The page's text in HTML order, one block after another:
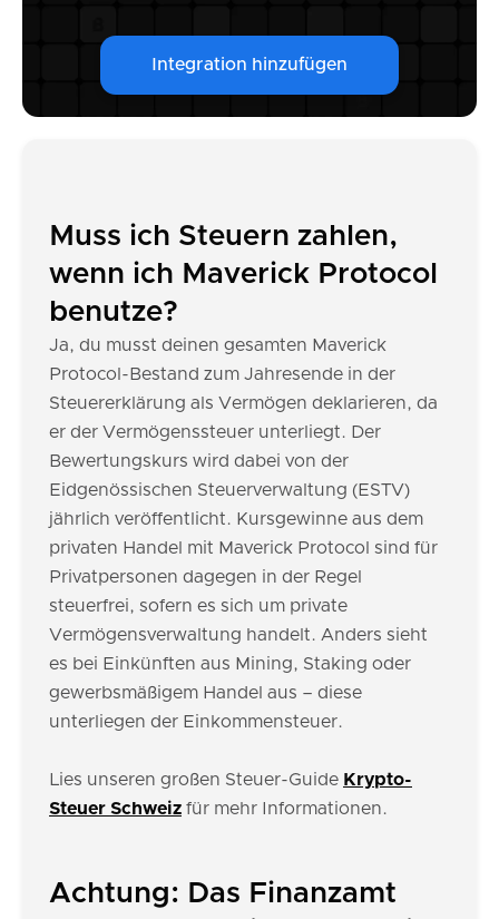
Integration hinzufügen
Muss ich Steuern zahlen,
wenn ich Maverick Protocol
benutze?
Ja, du musst deinen gesamten Maverick
Protocol-Bestand zum Jahresende in der
Steuererklärung als Vermögen deklarieren, da
er der Vermögenssteuer unterliegt. Der
Bewertungskurs wird dabei von der
Eidgenössischen Steuerverwaltung (ESTV)
jährlich veröffentlicht. Kursgewinne aus dem
privaten Handel mit Maverick Protocol sind für
Privatpersonen dagegen in der Regel
steuerfrei, sofern es sich um private
Vermögensverwaltung handelt. Anders sieht
es bei Einkünften aus Mining, Staking oder
gewerbsmäßigem Handel aus – diese
unterliegen der Einkommensteuer.
Lies unseren großen Steuer-Guide Krypto-
Steuer Schweiz für mehr Informationen.
Achtung: Das Finanzamt